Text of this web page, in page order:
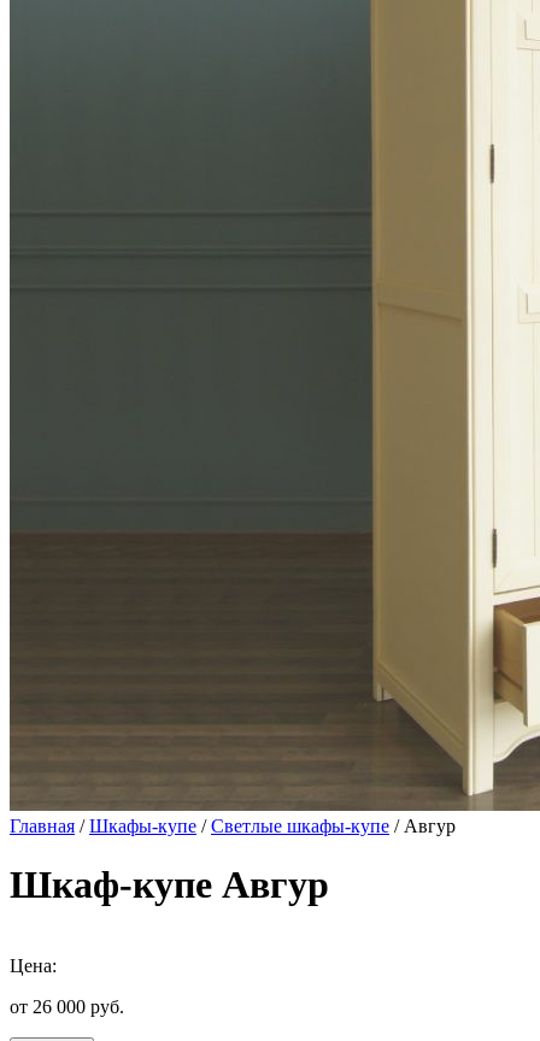
Главная /Шкафы-купе /Светлые шкафы-купе / Авгур
Шкаф-купе Авгур
Цена:
от 26 000 руб.